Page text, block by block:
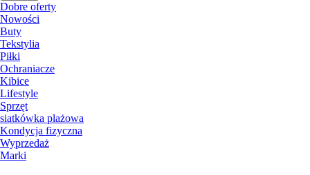
Dobre oferty
Nowości
Buty
Tekstylia
Piłki
Ochraniacze
Kibice
Lifestyle
Sprzęt
siatkówka plażowa
Kondycja fizyczna
Wyprzedaż
Marki